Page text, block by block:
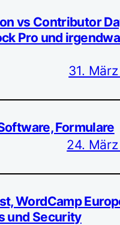
vs Contributor
Pro und
31.
Formulare
24.
WordCamp
und Security